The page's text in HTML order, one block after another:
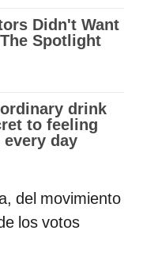
del movimiento
los votos